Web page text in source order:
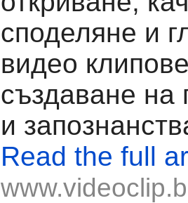
споделяне и
видео
създаване на
и
Read the full